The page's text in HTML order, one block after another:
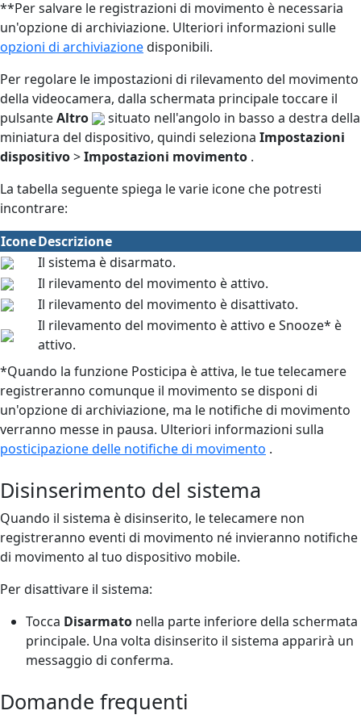
**Per salvare le registrazioni di movimento è necessaria
un'opzione di archiviazione. Ulteriori informazioni sulle
opzioni di archiviazionedisponibili.
Per regolare le impostazioni di rilevamento del movimento
della videocamera, dalla schermata principale toccare il
pulsanteAltro
situato nell'angolo in basso a destra della
miniatura del dispositivo, quindi seleziona Impostazioni
dispositivo>Impostazioni movimento .
La tabella seguente spiega le varie icone che potresti
incontrare:
IconeDescrizione
Il sistema è disarmato.
Il rilevamento del movimento è attivo.
Il rilevamento del movimento è disattivato.
Il rilevamento del movimento è attivo e Snooze* è
attivo.
*Quando la funzione Posticipa è attiva, le tue telecamere
registreranno comunque il movimento se disponi di
un'opzione di archiviazione, ma le notifiche di movimento
verranno messe in pausa. Ulteriori informazioni sulla
posticipazione delle notifiche di movimento .
Disinserimento del sistema
Quando il sistema è disinserito, le telecamere non
registreranno eventi di movimento né invieranno notifiche
di movimento al tuo dispositivo mobile.
Per disattivare il sistema:
Tocca Disarmato nella parte inferiore della schermata
principale. Una volta disinserito il sistema apparirà un
messaggio di conferma.
Domande frequenti